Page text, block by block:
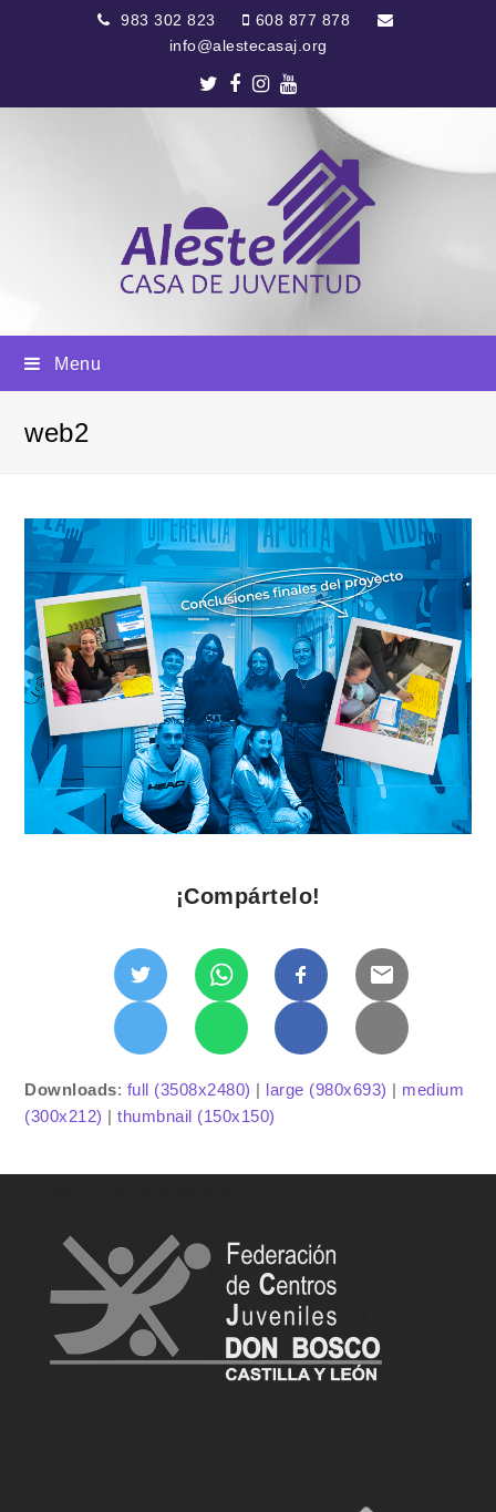
983 302 823
608 877 878
info@alestecasaj.org
Twitter
Facebook
Instagram
Youtube
Menu
web2
¡Compártelo!
Downloads: full (3508x2480) | large (980x693) | medium
(300x212) |thumbnail (150x150)